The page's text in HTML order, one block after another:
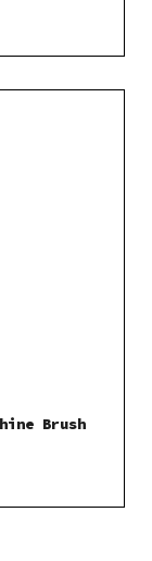
Brush